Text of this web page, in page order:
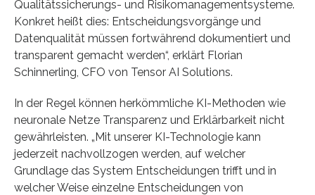
Qualitätssicherungs- und Risikomanagementsysteme.
Konkret heißt dies: Entscheidungsvorgänge und
Datenqualität müssen fortwährend dokumentiert und
transparent gemacht werden“, erklärt Florian
Schinnerling, CFO von Tensor AI Solutions.
In der Regel können herkömmliche KI-Methoden wie
neuronale Netze Transparenz und Erklärbarkeit nicht
gewährleisten. „Mit unserer KI-Technologie kann
jederzeit nachvollzogen werden, auf welcher
Grundlage das System Entscheidungen trifft und in
welcher Weise einzelne Entscheidungen von